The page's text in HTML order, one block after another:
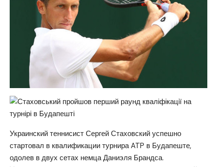
Украинский теннисист Сергей Стаховский успешно
стартовал в квалификации турнира ATP в Будапеште,
одолев в двух сетах немца Даниэля Брандса.